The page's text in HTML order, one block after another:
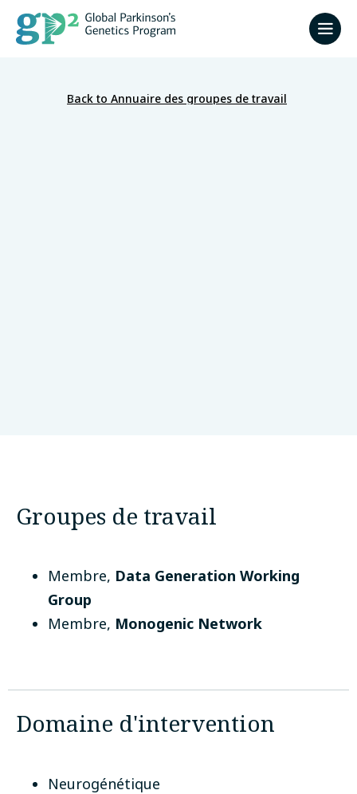
Back to Annuaire des groupes de travail
Groupes de travail
Membre, Data Generation Working
Group
Membre, Monogenic Network
Domaine d'intervention
Neurogénétique